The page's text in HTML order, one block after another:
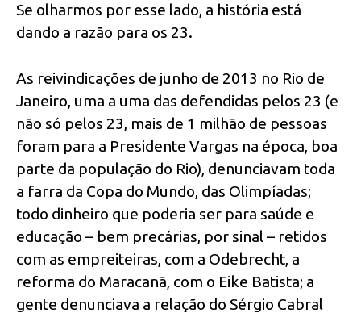
Se olharmos por esse lado, a história está
dando a razão para os 23.
As reivindicações de junho de 2013 no Rio de
Janeiro, uma a uma das defendidas pelos 23 (e
não só pelos 23, mais de 1 milhão de pessoas
foram para a Presidente Vargas na época, boa
parte da população do Rio), denunciavam toda
a farra da Copa do Mundo, das Olimpíadas;
todo dinheiro que poderia ser para saúde e
educação – bem precárias, por sinal – retidos
com as empreiteiras, com a Odebrecht, a
reforma do Maracanã, com o Eike Batista; a
gente denunciava a relação do Sérgio Cabral